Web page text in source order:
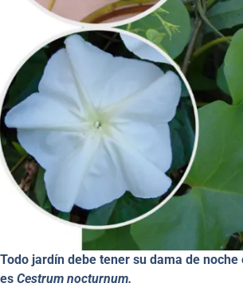
Todo jardín debe tener su dama de
es Cestrum nocturnum.